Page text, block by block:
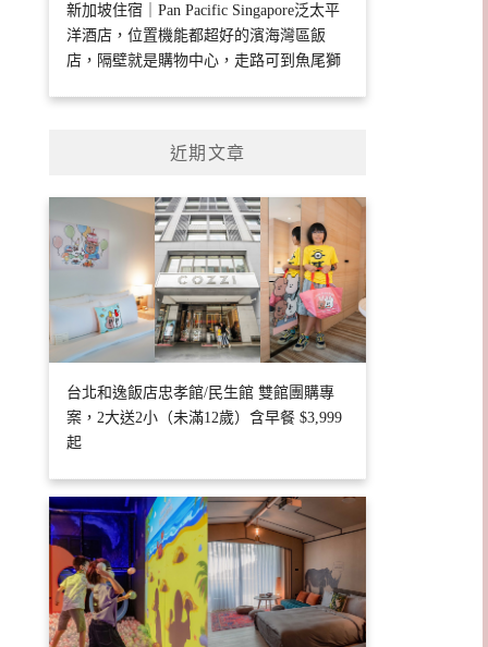
新加坡住宿｜Pan Pacific Singapore泛太平
洋酒店，位置機能都超好的濱海灣區飯
店，隔壁就是購物中心，走路可到魚尾獅
近期文章
台北和逸飯店忠孝館/民生館 雙館團購專
案，2大送2小（未滿12歲）含早餐 $3,999
起